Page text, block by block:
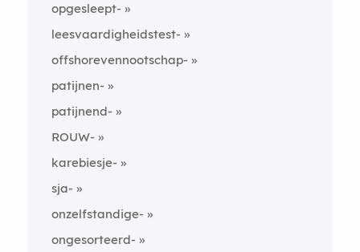
opgesleept-
leesvaardigheidstest-
offshorevennootschap-
patijnen-
patijnend-
ROUW-
karebiesje-
sja-
onzelfstandige-
ongesorteerd-